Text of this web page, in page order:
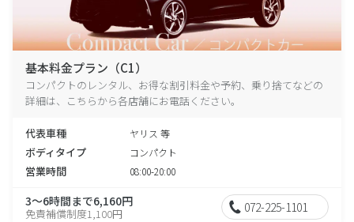
基本料金プラン（C1）
コンパクトのレンタル、お得な割引料金や予約、乗り捨てなどの
詳細は、こちらから各店舗にお電話ください。
代表車種 ヤリス 等
ボディタイプ コンパクト
営業時間 08:00-20:00
3～6時間まで6,160円
免責補償制度1,100円 072-225-1101